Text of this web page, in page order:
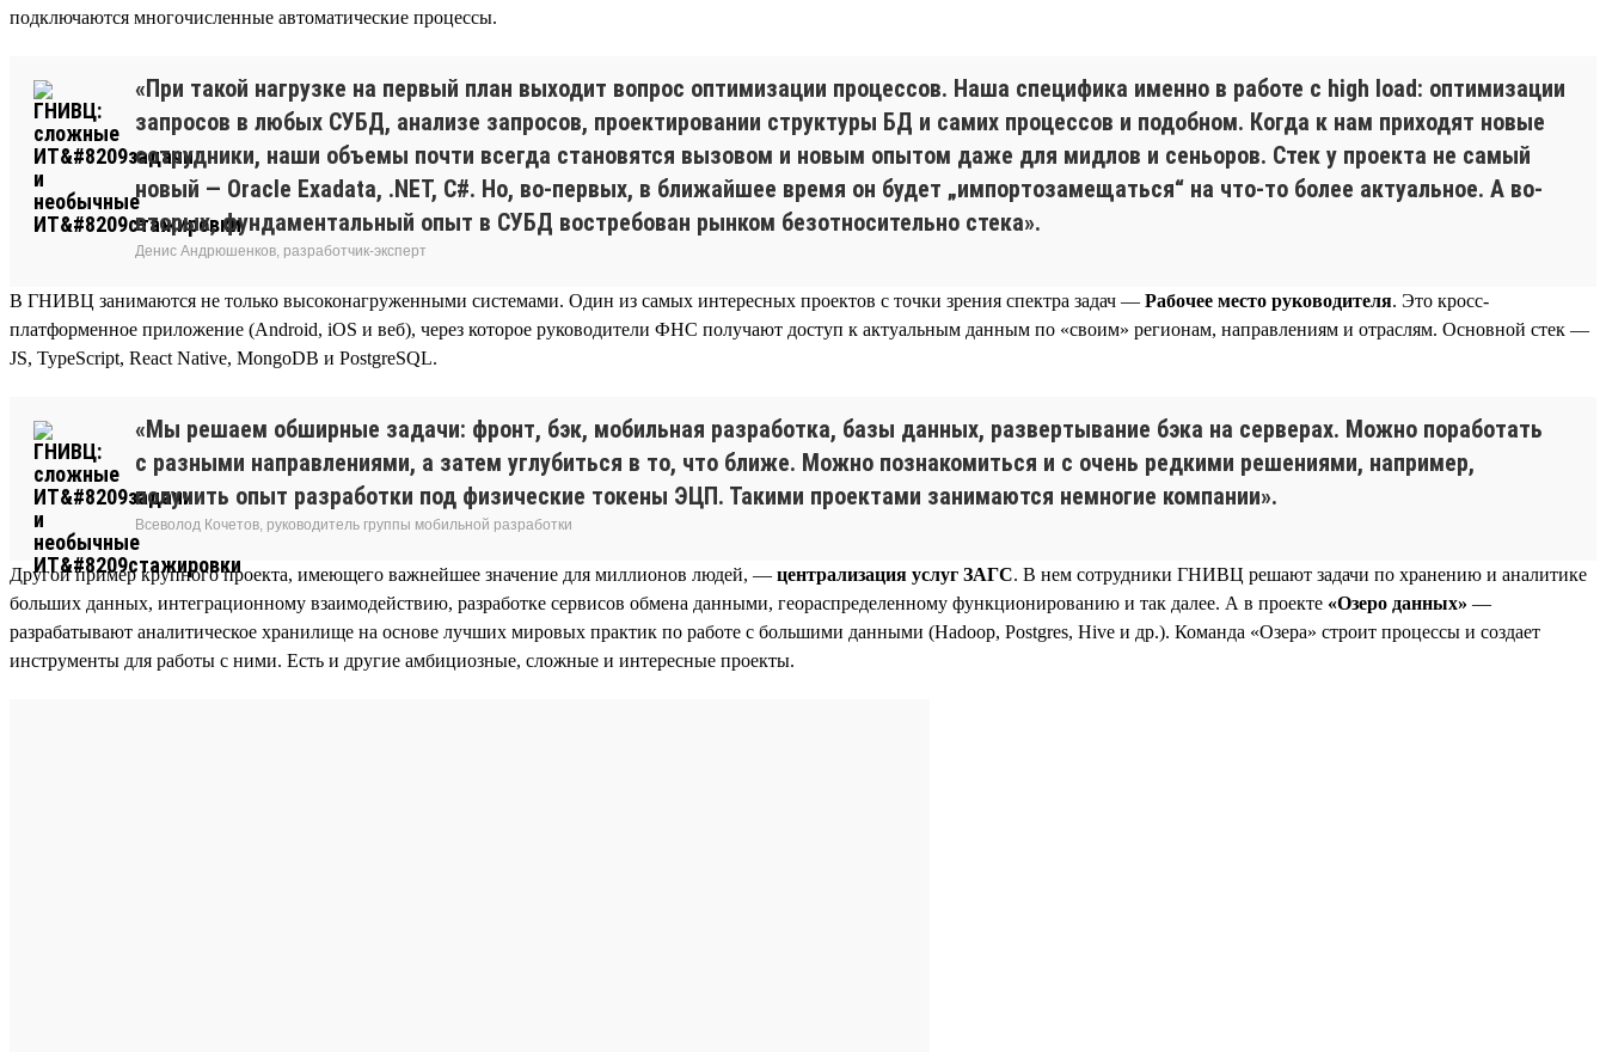
подключаются многочисленные автоматические процессы.
«При такой нагрузке на первый план выходит вопрос оптимизации процессов. Наша специфика именно в работе с high load: оптимизации
запросов в любых СУБД, анализе запросов, проектировании структуры БД и самих процессов и подобном. Когда к нам приходят новые
сотрудники, наши объемы почти всегда становятся вызовом и новым опытом даже для мидлов и сеньоров. Стек у проекта не самый
новый — Oracle Exadata, .NET, C#. Но, во-первых, в ближайшее время он будет „импортозамещаться“ на что-то более актуальное. А во-
вторых, фундаментальный опыт в СУБД востребован рынком безотносительно стека».
Денис Андрюшенков, разработчик-эксперт
В ГНИВЦ занимаются не только высоконагруженными системами. Один из самых интересных проектов с точки зрения спектра задач — Рабочее место руководителя. Это кросс-
платформенное приложение (Android, iOS и веб), через которое руководители ФНС получают доступ к актуальным данным по «своим» регионам, направлениям и отраслям. Основной стек —
JS, TypeScript, React Native, MongoDB и PostgreSQL.
«Мы решаем обширные задачи: фронт, бэк, мобильная разработка, базы данных, развертывание бэка на серверах. Можно поработать
с разными направлениями, а затем углубиться в то, что ближе. Можно познакомиться и с очень редкими решениями, например,
получить опыт разработки под физические токены ЭЦП. Такими проектами занимаются немногие компании».
Всеволод Кочетов, руководитель группы мобильной разработки
Другой пример крупного проекта, имеющего важнейшее значение для миллионов людей, — централизация услуг ЗАГС. В нем сотрудники ГНИВЦ решают задачи по хранению и аналитике
больших данных, интеграционному взаимодействию, разработке сервисов обмена данными, геораспределенному функционированию и так далее. А в проекте «Озеро данных» —
разрабатывают аналитическое хранилище на основе лучших мировых практик по работе с большими данными (Hadoop, Postgres, Hive и др.). Команда «Озера» строит процессы и создает
инструменты для работы с ними. Есть и другие амбициозные, сложные и интересные проекты.